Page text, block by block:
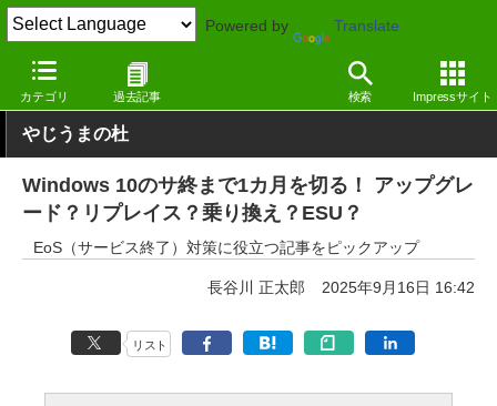
Powered by Translate
カテゴリ 過去記事 検索 Impressサイト
窓の杜 セキュリティ Windows
やじうまの杜
Windows 10のサ終まで1カ月を切る！ アップグレ
ード？リプレイス？乗り換え？ESU？
EoS（サービス終了）対策に役立つ記事をピックアップ
長谷川 正太郎 2025年9月16日 16:42
リスト